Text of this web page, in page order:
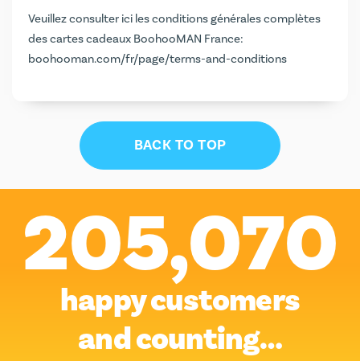
Veuillez consulter ici les conditions générales complètes
des cartes cadeaux BoohooMAN France:
boohooman.com/fr/page/terms-and-conditions
BACK TO TOP
205,070
happy customers
and counting…